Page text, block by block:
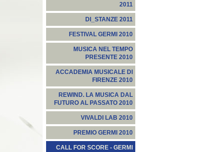
2011
DI_STANZE 2011
FESTIVAL GERMI 2010
MUSICA NEL TEMPO
PRESENTE 2010
ACCADEMIA MUSICALE DI
FIRENZE 2010
REWIND. LA MUSICA DAL
FUTURO AL PASSATO 2010
VIVALDI LAB 2010
PREMIO GERMI 2010
CALL FOR SCORE - GERMI